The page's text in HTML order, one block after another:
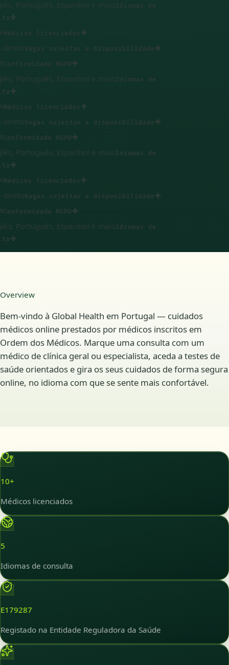
Português, Espanhol e mais Idiomas de
licenciados✚
Vagas sujeitas a disponibilidade✚
RGPD ✚
Português, Espanhol e mais Idiomas de
licenciados✚
Vagas sujeitas a disponibilidade✚
RGPD ✚
Português, Espanhol e mais Idiomas de
licenciados✚
Vagas sujeitas a disponibilidade✚
RGPD ✚
Português, Espanhol e mais Idiomas de
Overview
Bem-vindo à Global Health em Portugal — cuidados
médicos online prestados por médicos inscritos em
Ordem dos Médicos. Marque uma consulta com um
médico de clínica geral ou especialista, aceda a testes de
saúde orientados e gira os seus cuidados de forma segura
online, no idioma com que se sente mais confortável.
10+
Médicos licenciados
5
Idiomas de consulta
E179287
Registado na Entidade Reguladora da Saúde